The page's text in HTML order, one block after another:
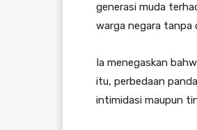
generasi muda
warga negara tanpa
Ia menegaskan
itu, perbedaan
intimidasi maupun